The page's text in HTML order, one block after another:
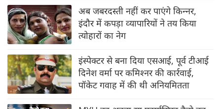
अब जबरदस्‍ती नहीं कर पाएंगे किन्‍नर,
इंदौर में कपड़ा व्‍यापारियों ने तय किया
त्‍योहारों का नेग
इंस्पेक्टर से बना दिया एसआई, पूर्व टीआई
दिनेश वर्मा पर कमिश्‍नर की कार्रवाई,
पॉकेट गवाह में की थी अनियमितता